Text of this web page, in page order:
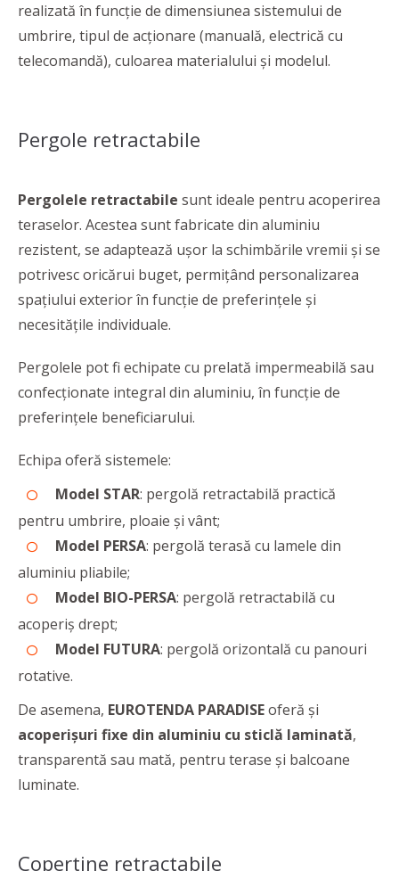
realizată în funcție de dimensiunea sistemului de
umbrire, tipul de acționare (manuală, electrică cu
telecomandă), culoarea materialului și modelul.
Pergole retractabile
Pergolele retractabile sunt ideale pentru acoperirea
teraselor. Acestea sunt fabricate din aluminiu
rezistent, se adaptează ușor la schimbările vremii și se
potrivesc oricărui buget, permițând personalizarea
spațiului exterior în funcție de preferințele și
necesitățile individuale.
Pergolele pot fi echipate cu prelată impermeabilă sau
confecționate integral din aluminiu, în funcție de
preferințele beneficiarului.
Echipa oferă sistemele:
Model STAR: pergolă retractabilă practică
pentru umbrire, ploaie și vânt;
Model PERSA: pergolă terasă cu lamele din
aluminiu pliabile;
Model BIO-PERSA: pergolă retractabilă cu
acoperiș drept;
Model FUTURA: pergolă orizontală cu panouri
rotative.
De asemena, EUROTENDA PARADISEoferă și
acoperișuri fixe din aluminiu cu sticlă laminată,
transparentă sau mată, pentru terase și balcoane
luminate.
Copertine retractabile